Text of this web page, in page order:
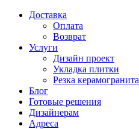
Доставка
Оплата
Возврат
Услуги
Дизайн проект
Укладка плитки
Резка керамогранита
Блог
Готовые решения
Дизайнерам
Адреса